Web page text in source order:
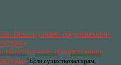
Исчезнувшие: средневековое
Если существовал храм,